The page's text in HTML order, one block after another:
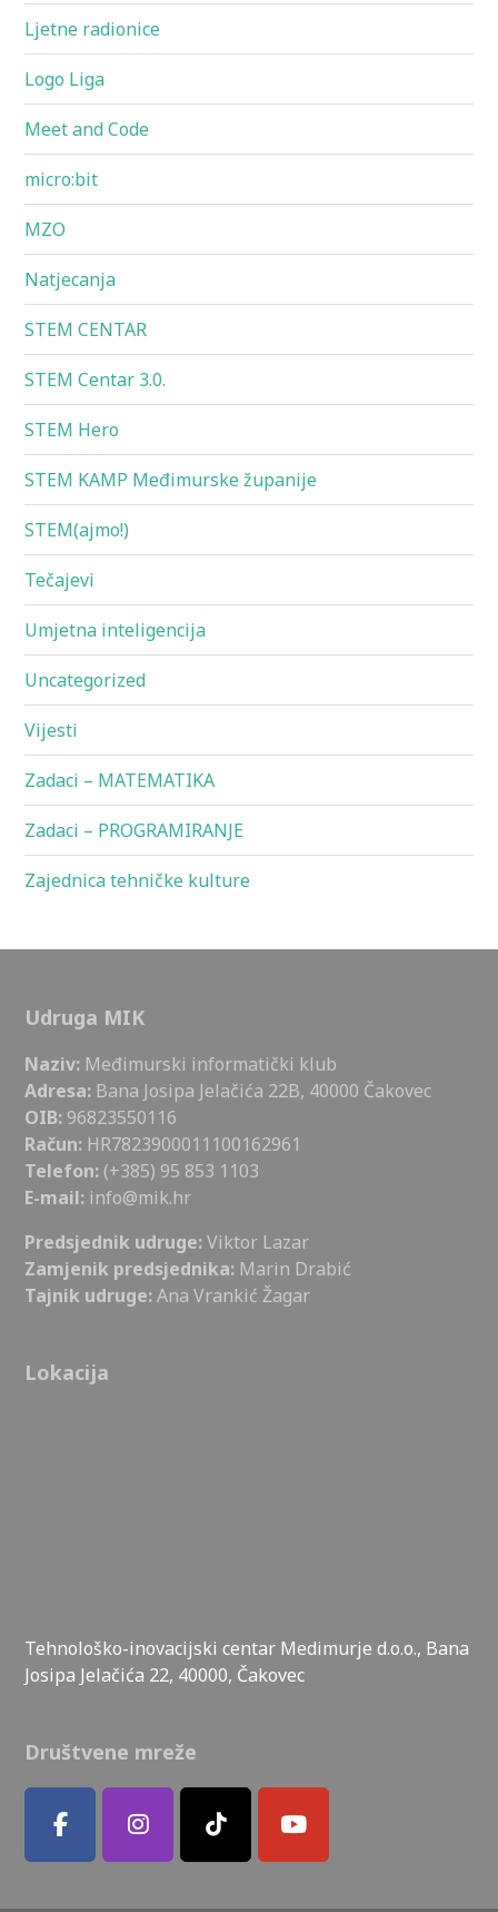
Ljetne radionice
Logo Liga
Meet and Code
micro:bit
MZO
Natjecanja
STEM CENTAR
STEM Centar 3.0.
STEM Hero
STEM KAMP Međimurske županije
STEM(ajmo!)
Tečajevi
Umjetna inteligencija
Uncategorized
Vijesti
Zadaci – MATEMATIKA
Zadaci – PROGRAMIRANJE
Zajednica tehničke kulture
Udruga MIK
Naziv: Međimurski informatički klub
Adresa: Bana Josipa Jelačića 22B, 40000 Čakovec
OIB: 96823550116
Račun: HR7823900011100162961
Telefon: (+385) 95 853 1103
E-mail: info@mik.hr
Predsjednik udruge:Viktor Lazar
Zamjenik predsjednika: Marin Drabić
Tajnik udruge:Ana Vrankić Žagar
Lokacija
Tehnološko-inovacijski centar Medimurje d.o.o., Bana
Josipa Jelačića 22, 40000, Čakovec
Društvene mreže